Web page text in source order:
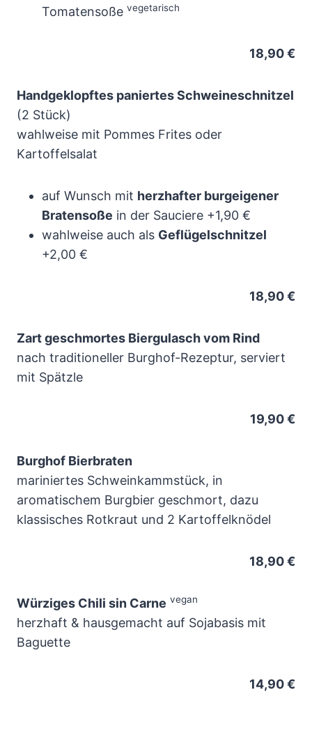
Tomatensoße vegetarisch
18,90 €
Handgeklopftes paniertes Schweineschnitzel
(2 Stück)
wahlweise mit Pommes Frites oder
Kartoffelsalat
auf Wunsch mit herzhafter burgeigener
Bratensoße in der Sauciere +1,90 €
wahlweise auch als Geflügelschnitzel
+2,00 €
18,90 €
Zart geschmortes Biergulasch vom Rind
nach traditioneller Burghof-Rezeptur, serviert
mit Spätzle
19,90 €
Burghof Bierbraten
mariniertes Schweinkammstück, in
aromatischem Burgbier geschmort, dazu
klassisches Rotkraut und 2 Kartoffelknödel
18,90 €
Würziges Chili sin Carne vegan
herzhaft & hausgemacht auf Sojabasis mit
Baguette
14,90 €